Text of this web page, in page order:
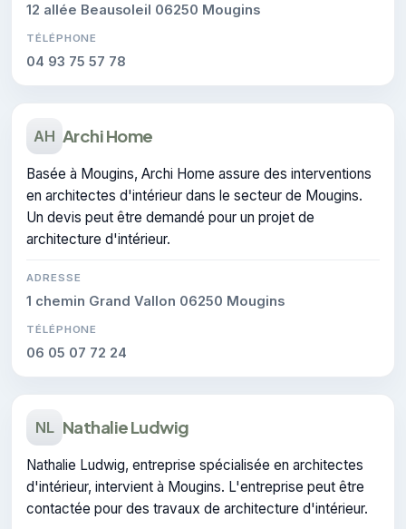
12 allée Beausoleil 06250 Mougins
TÉLÉPHONE
04 93 75 57 78
AH Archi Home
Basée à Mougins, Archi Home assure des interventions
en architectes d'intérieur dans le secteur de Mougins.
Un devis peut être demandé pour un projet de
architecture d'intérieur.
ADRESSE
1 chemin Grand Vallon 06250 Mougins
TÉLÉPHONE
06 05 07 72 24
NL Nathalie Ludwig
Nathalie Ludwig, entreprise spécialisée en architectes
d'intérieur, intervient à Mougins. L'entreprise peut être
contactée pour des travaux de architecture d'intérieur.